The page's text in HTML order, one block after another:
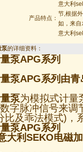
产品特点：
意大利
节,根据
如，来自
意大利
泵的详细资料：
泵APG系列
泵APG系列由青
泵为模拟式计量
字脉冲信号来
及乖法模式)，
泵APG系列
大利SEKO电磁